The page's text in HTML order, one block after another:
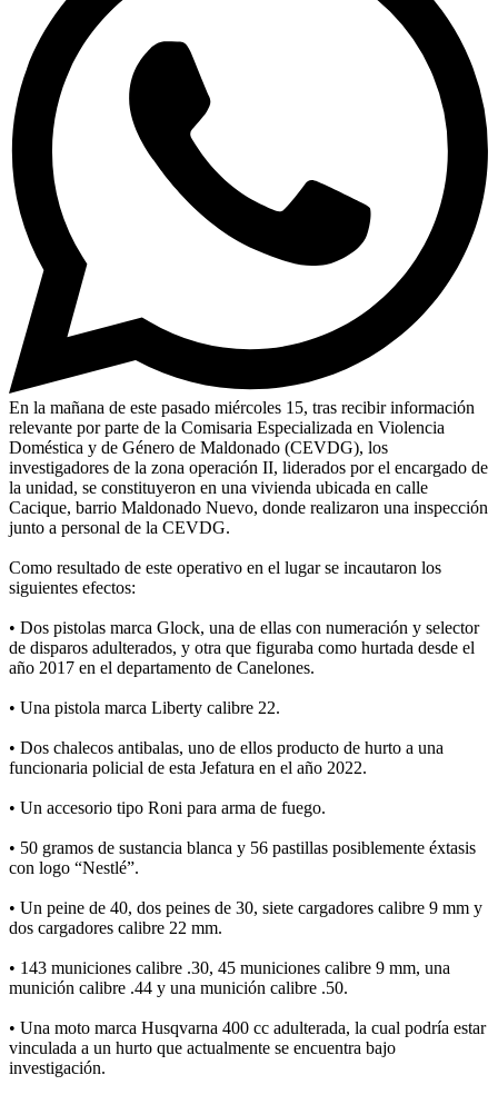
En la mañana de este pasado miércoles 15, tras recibir información
relevante por parte de la Comisaria Especializada en Violencia
Doméstica y de Género de Maldonado (CEVDG), los
investigadores de la zona operación II, liderados por el encargado de
la unidad, se constituyeron en una vivienda ubicada en calle
Cacique, barrio Maldonado Nuevo, donde realizaron una inspección
junto a personal de la CEVDG.
Como resultado de este operativo en el lugar se incautaron los
siguientes efectos:
• Dos pistolas marca Glock, una de ellas con numeración y selector
de disparos adulterados, y otra que figuraba como hurtada desde el
año 2017 en el departamento de Canelones.
• Una pistola marca Liberty calibre 22.
• Dos chalecos antibalas, uno de ellos producto de hurto a una
funcionaria policial de esta Jefatura en el año 2022.
• Un accesorio tipo Roni para arma de fuego.
• 50 gramos de sustancia blanca y 56 pastillas posiblemente éxtasis
con logo “Nestlé”.
• Un peine de 40, dos peines de 30, siete cargadores calibre 9 mm y
dos cargadores calibre 22 mm.
• 143 municiones calibre .30, 45 municiones calibre 9 mm, una
munición calibre .44 y una munición calibre .50.
• Una moto marca Husqvarna 400 cc adulterada, la cual podría estar
vinculada a un hurto que actualmente se encuentra bajo
investigación.